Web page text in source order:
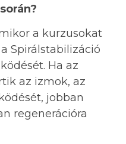
a kurzusokat
Spirálstabilizáció
Ha az
az izmok, az
jobban
regenerációra